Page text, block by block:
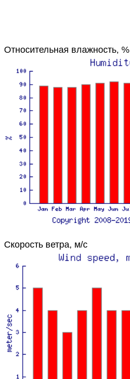
Относительная влажность, %
Скорость ветра, м/с